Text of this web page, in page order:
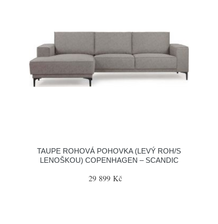
TAUPE ROHOVÁ POHOVKA (LEVÝ ROH/S
LENOŠKOU) COPENHAGEN – SCANDIC
29 899 Kč